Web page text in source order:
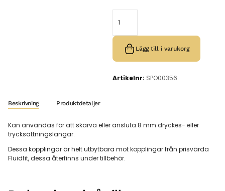
Lägg till i varukorg
Artikelnr: SPO00356
Beskrivning Produktdetaljer
Kan användas för att skarva eller ansluta 8 mm dryckes- eller
trycksättningslangar.
Dessa kopplingar är helt utbytbara mot kopplingar från prisvärda
Fluidfit, dessa återfinns under tillbehör.